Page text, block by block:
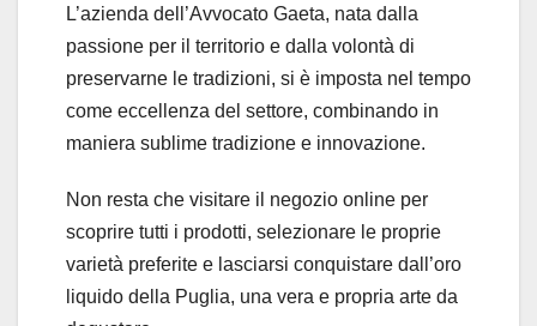
L’azienda dell’Avvocato Gaeta, nata dalla
passione per il territorio e dalla volontà di
preservarne le tradizioni, si è imposta nel tempo
come eccellenza del settore, combinando in
maniera sublime tradizione e innovazione.
Non resta che visitare il negozio online per
scoprire tutti i prodotti, selezionare le proprie
varietà preferite e lasciarsi conquistare dall’oro
liquido della Puglia, una vera e propria arte da